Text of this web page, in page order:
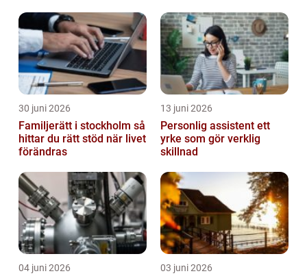
30 juni 2026
Familjerätt i stockholm så
hittar du rätt stöd när livet
förändras
13 juni 2026
Personlig assistent ett
yrke som gör verklig
skillnad
04 juni 2026 03 juni 2026